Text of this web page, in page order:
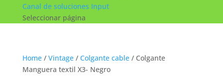
Canal de soluciones Input
Seleccionar página
Home/ Vintage/ Colgante cable/ Colgante
Manguera textil X3- Negro